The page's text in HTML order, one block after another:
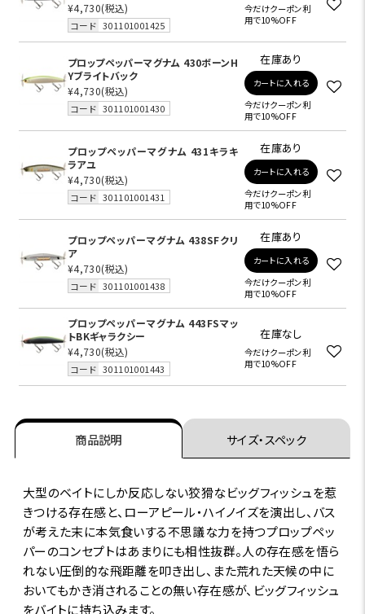
¥4,730(税込)
コード 301101001425
今だけクーポン利
用で10%OFF
プロップペッパーマグナム 430ボーンH
Yブライトバック
¥4,730(税込)
コード 301101001430
在庫あり
カートに入れる
今だけクーポン利
用で10%OFF
プロップペッパーマグナム 431キラキ
ラアユ
¥4,730(税込)
コード 301101001431
在庫あり
カートに入れる
今だけクーポン利
用で10%OFF
プロップペッパーマグナム 438SFクリ
ア
¥4,730(税込)
コード 301101001438
在庫あり
カートに入れる
今だけクーポン利
用で10%OFF
プロップペッパーマグナム 443FSマッ
トBKギャラクシー
¥4,730(税込)
コード 301101001443
在庫なし
今だけクーポン利
用で10%OFF
商品説明 サイズ・スペック
大型のベイトにしか反応しない狡猾なビッグフィッシュを惹
きつける存在感と、ローアピール・ハイノイズを演出し、バス
が考えた末に本気食いする不思議な力を持つプロップペッ
パーのコンセプトはあまりにも相性抜群。人の存在感を悟ら
れない圧倒的な飛距離を叩き出し、また荒れた天候の中に
おいてもかき消されることの無い存在感が、ビッグフィッシュ
をバイトに持ち込みます。